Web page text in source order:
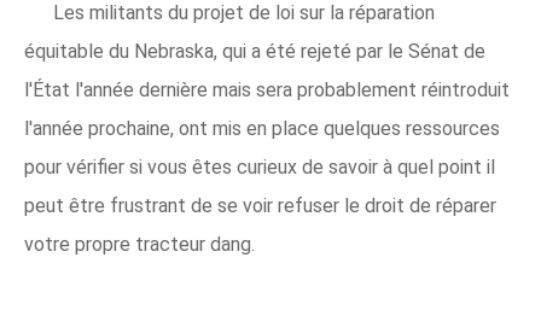
Les militants du projet de loi sur la réparation
équitable du Nebraska, qui a été rejeté par le Sénat de
l'État l'année dernière mais sera probablement réintroduit
l'année prochaine, ont mis en place quelques ressources
pour vérifier si vous êtes curieux de savoir à quel point il
peut être frustrant de se voir refuser le droit de réparer
votre propre tracteur dang.